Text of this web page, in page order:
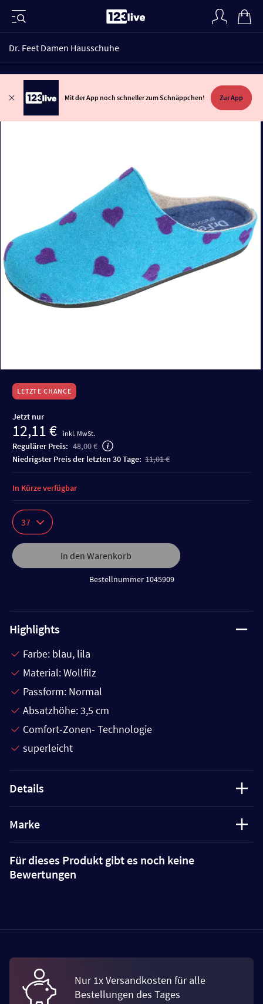
Dr. Feet Damen Hausschuhe
Mit der App noch schneller zum Schnäppchen! Zur App
LETZTE CHANCE
Jetzt nur
12,11 € inkl. MwSt.
Regulärer Preis: 48,00 €
niedrigster Preis der letzten 30 Tage: 11,01 €
37
In den Warenkorb
Bestellnummer 1045909
In Kürze verfügbar
Highlights
Farbe: blau, lila
Material: Wollfilz
Passform: Normal
Absatzhöhe: 3,5 cm
Comfort-Zonen- Technologie
superleicht
Details
Marke
Für dieses Produkt gibt es noch keine
Bewertungen
Nur 1x Versandkosten für alle
Bestellungen des Tages